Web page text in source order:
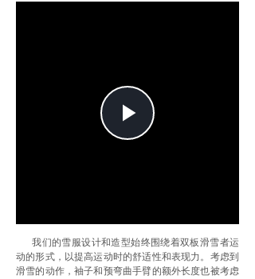
Play
我们的雪服设计和造型始终围绕着双板滑雪者运
动的形式，以提高运动时的舒适性和表现力。考虑到
滑雪的动作，袖子和预弯曲手臂的额外长度也被考虑